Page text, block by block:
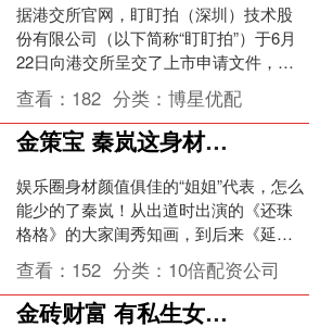
据港交所官网，盯盯拍（深圳）技术股
份有限公司（以下简称“盯盯拍”）于6月
22日向港交所呈交了上市申请文件，光
银国际为独家保荐人。 盯盯拍成立于
2013年，是一家....
查看： 182 分类：博星优配
金策宝 秦岚这身材谁不竖大拇指？藏蓝色连帽卫衣搭阔腿裤！美的移不开眼
娱乐圈身材颜值俱佳的“姐姐”代表，怎么
能少的了秦岚！从出道时出演的《还珠
格格》的大家闺秀知画，到后来《延禧
攻略》里的白月光王后，演技颜值均在
线的秦岚，私下里也是....
查看： 152 分类： 10倍配资公司
金砖财富 有私生女、爱上舒淇、已经离婚、重病去世？冯小刚身上谣言太离谱